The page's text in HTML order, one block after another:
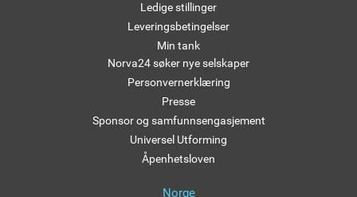
Ledige stillinger
Leveringsbetingelser
Min tank
Norva24 søker nye selskaper
Personvernerklæring
Presse
Sponsor og samfunnsengasjement
Universel Utforming
Åpenhetsloven
Norge